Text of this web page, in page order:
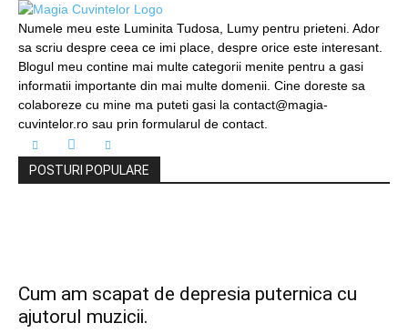
Numele meu este Luminita Tudosa, Lumy pentru prieteni. Ador
sa scriu despre ceea ce imi place, despre orice este interesant.
Blogul meu contine mai multe categorii menite pentru a gasi
informatii importante din mai multe domenii. Cine doreste sa
colaboreze cu mine ma puteti gasi la contact@magia-
cuvintelor.ro sau prin formularul de contact.
POSTURI POPULARE
Cum am scapat de depresia puternica cu
ajutorul muzicii.